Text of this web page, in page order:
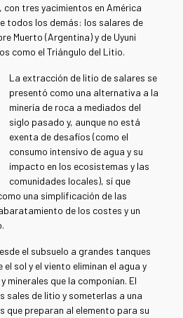
tres yacimientos en América
todos los demás: los salares de
Muerto (Argentina) y de Uyuni
como el Triángulo del Litio.
La extracción de litio de salares se
presentó como una alternativa a la
minería de roca a mediados del
siglo pasado y, aunque no está
exenta de desafíos (como el
consumo intensivo de agua y su
impacto en los ecosistemas y las
comunidades locales), sí que
una simplificación de las
de los costes y un
el subsuelo a grandes tanques
sol y el viento eliminan el agua y
minerales que la componían. El
sales de litio y someterlas a una
que preparan al elemento para su